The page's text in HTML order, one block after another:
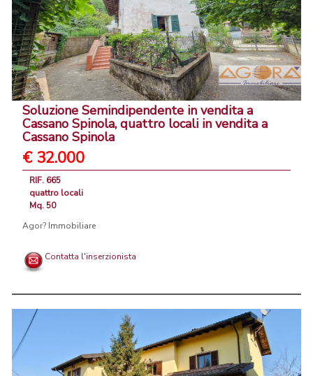
Soluzione Semindipendente in vendita a
Cassano Spinola, quattro locali in vendita a
Cassano Spinola
€ 32.000
RIF. 665
quattro locali
Mq. 50
Agor? Immobiliare
Contatta l'inserzionista